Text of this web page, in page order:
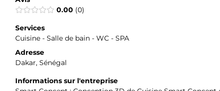
0.00 0
Services
Cuisine - Salle de bain - WC - SPA
Adresse
Dakar, Sénégal
Informations sur l'entreprise